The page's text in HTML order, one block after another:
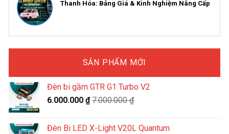
Thanh Hóa: Bảng Giá & Kinh Nghiệm Nâng Cấp
SẢN PHẨM MỚI
Đèn bi gầm GTR G1 Turbo V2
6.000.000 ₫ 7.000.000₫
Đèn Bi LED X-Light V20L Quantum